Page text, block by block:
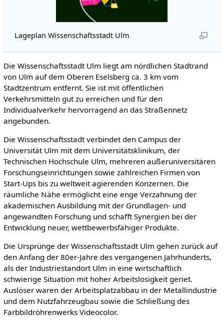
Lageplan Wissenschaftsstadt Ulm
Die Wissenschaftsstadt Ulm liegt am nördlichen Stadtrand
von Ulm auf dem Oberen Eselsberg ca. 3 km vom
Stadtzentrum entfernt. Sie ist mit öffentlichen
Verkehrsmitteln gut zu erreichen und für den
Individualverkehr hervorragend an das Straßennetz
angebunden.
Die Wissenschaftsstadt verbindet den Campus der
Universität Ulm mit dem Universitätsklinikum, der
Technischen Hochschule Ulm, mehreren außeruniversitären
Forschungseinrichtungen sowie zahlreichen Firmen von
Start-Ups bis zu weltweit agierenden Konzernen. Die
räumliche Nähe ermöglicht eine enge Verzahnung der
akademischen Ausbildung mit der Grundlagen- und
angewandten Forschung und schafft Synergien bei der
Entwicklung neuer, wettbewerbsfähiger Produkte.
Die Ursprünge der Wissenschaftsstadt Ulm gehen zurück auf
den Anfang der 80er-Jahre des vergangenen Jahrhunderts,
als der Industriestandort Ulm in eine wirtschaftlich
schwierige Situation mit hoher Arbeitslosigkeit geriet.
Auslöser waren der Arbeitsplatzabbau in der Metallindustrie
und dem Nutzfahrzeugbau sowie die Schließung des
Farbbildröhrenwerks Videocolor.